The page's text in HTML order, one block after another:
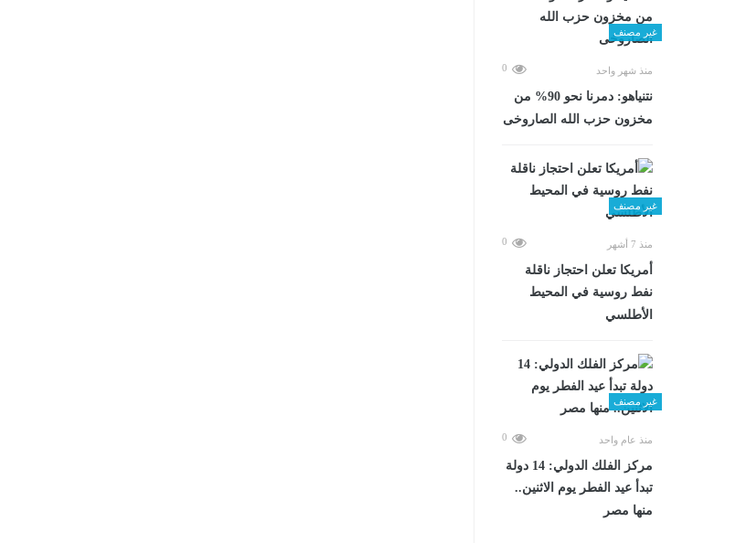
غير مصنف
منذ شهر واحد 0
نتنياهو: دمرنا نحو 90% من
مخزون حزب الله الصاروخى
غير مصنف
منذ 7 أشهر 0
أمريكا تعلن احتجاز ناقلة
نفط روسية في المحيط
الأطلسي
غير مصنف
منذ عام واحد 0
مركز الفلك الدولي: 14 دولة
تبدأ عيد الفطر يوم الاثنين..
منها مصر